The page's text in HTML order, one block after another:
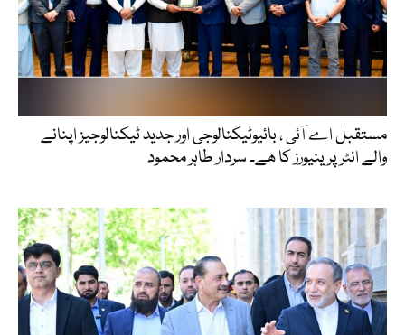
مستقبل اے آئی ، بائیوٹیکنالوجی اور جدید ٹیکنالوجیز اپنانے
والے انٹرپرینیورز کا ھے۔ سردار طاہر محمود